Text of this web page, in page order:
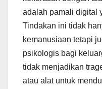
adalah pamali digital
Tindakan ini tidak
kemanusiaan tetapi
psikologis bagi
tidak menjadikan
atau alat untuk